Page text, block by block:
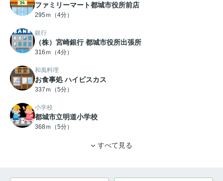
ファミリーマート都城市役所前店
295ｍ（4分）
銀行
（株）宮崎銀行 都城市役所出張所
316ｍ（4分）
和風料理
お食事処 ハイビスカス
337ｍ（5分）
小学校
都城市立明道小学校
368ｍ（5分）
すべて見る